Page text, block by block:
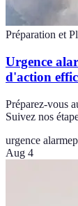
Préparation et
Urgence
d'action
Préparez-vous
Suivez nos
urgence alarme
Aug 4